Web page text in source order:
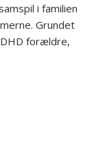
i familien
Grundet
forældre,